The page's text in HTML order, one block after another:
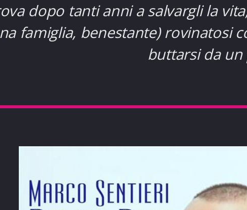
dopo tanti anni a salvargli la
famiglia, benestante) rovinatosi
buttarsi da un